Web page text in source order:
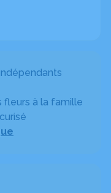
fleurs à la famille